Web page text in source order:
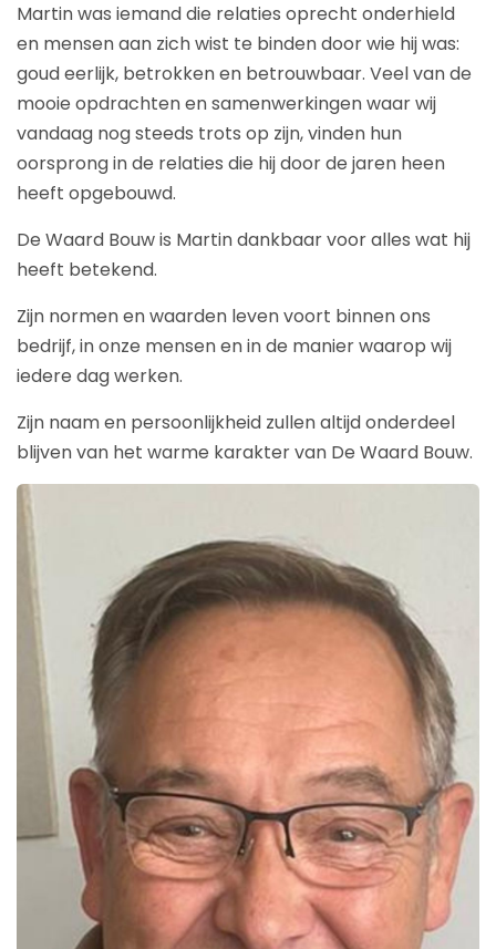
Martin was iemand die relaties oprecht onderhield
en mensen aan zich wist te binden door wie hij was:
goud eerlijk, betrokken en betrouwbaar. Veel van de
mooie opdrachten en samenwerkingen waar wij
vandaag nog steeds trots op zijn, vinden hun
oorsprong in de relaties die hij door de jaren heen
heeft opgebouwd.
De Waard Bouw is Martin dankbaar voor alles wat hij
heeft betekend.
Zijn normen en waarden leven voort binnen ons
bedrijf, in onze mensen en in de manier waarop wij
iedere dag werken.
Zijn naam en persoonlijkheid zullen altijd onderdeel
blijven van het warme karakter van De Waard Bouw.